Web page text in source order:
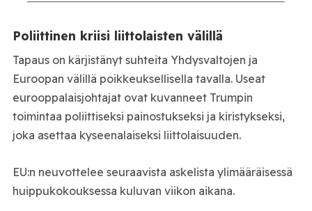
Poliittinen kriisi liittolaisten välillä
Tapaus on kärjistänyt suhteita Yhdysvaltojen ja
Euroopan välillä poikkeuksellisella tavalla. Useat
eurooppalaisjohtajat ovat kuvanneet Trumpin
toimintaa poliittiseksi painostukseksi ja kiristykseksi,
joka asettaa kyseenalaiseksi liittolaisuuden.
EU:n neuvottelee seuraavista askelista ylimääräisessä
huippukokouksessa kuluvan viikon aikana.